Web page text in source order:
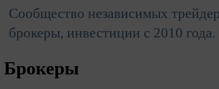
Сообщество независимых
брокеры, инвестиции с 2010 года.
Брокеры